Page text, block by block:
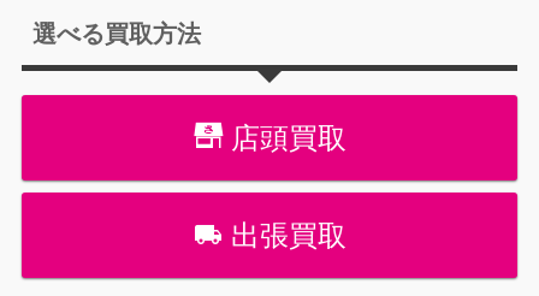
選べる買取方法
店頭買取
出張買取